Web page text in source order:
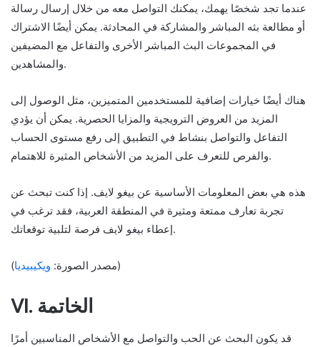
عندما تجد شخصًا يهمك، يمكنك التواصل معه من خلال إرسال رسالة
أو مطالعة بثه المباشر والمشاركة في المحادثة. يمكن أيضًا الاشتراك
في المجموعات البث المباشر الأخرى والتفاعل مع المضيفين
والمشاهدين.
هناك أيضًا خيارات إضافية للمستخدمين المتميزين، مثل الوصول إلى
المزيد من العروض الترويجية والمزايا الحصرية. يمكن أن يؤدي
التفاعل والتواصل بنشاط في التطبيق إلى رفع مستوى الحساب
والفرص للتعرف على المزيد من الأشخاص المثيرة للاهتمام.
هذه هي بعض المعلومات الأساسية عن بيغو لايف. إذا كنت تبحث عن
تجربة تعارف ممتعة ومثيرة في المنطقة العربية، فقد ترغب في
إعطاء بيغو لايف فرصة لتلبية توقعاتك.
(مصدر الصورة: ويكيبيديا )
VI. الخاتمة
قد يكون البحث عن الحب والتواصل مع الأشخاص المناسبين أمرًا